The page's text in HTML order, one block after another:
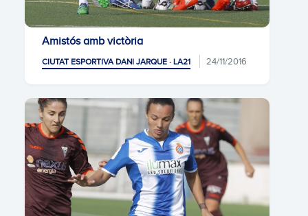
Amistós amb victòria
CIUTAT ESPORTIVA DANI JARQUE · LA21 24/11/2016